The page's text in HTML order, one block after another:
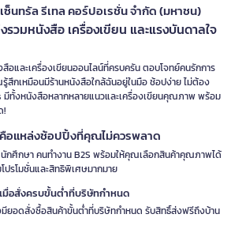
ซ็นทรัล รีเทล คอร์ปอเรชั่น จำกัด (มหาชน)
รวมหนังสือ เครื่องเขียน และแรงบันดาลใจ
อและเครื่องเขียนออนไลน์ที่ครบครัน ตอบโจทย์คนรักการ
สึกเหมือนมีร้านหนังสือใกล้ฉันอยู่ในมือ ช้อปง่าย ไม่ต้อง
มีทั้งหนังสือหลากหลายแนวและเครื่องเขียนคุณภาพ พร้อม
!
คือแหล่งช้อปปิ้งที่คุณไม่ควรพลาด
นักศึกษา คนทำงาน B2S พร้อมให้คุณเลือกสินค้าคุณภาพได้
รโมชั่นและสิทธิพิเศษมากมาย
มื่อสั่งครบขั้นต่ำที่บริษัทกำหนด
ยอดสั่งซื้อสินค้าขั้นต่ำที่บริษัทกำหนด รับสิทธิ์ส่งฟรีถึงบ้าน